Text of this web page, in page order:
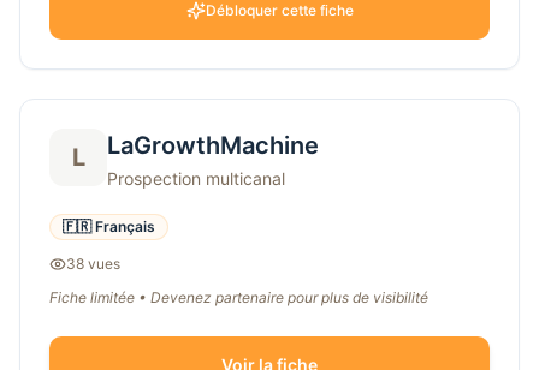
Débloquer cette fiche
L LaGrowthMachine
Prospection multicanal
🇫🇷 Français
38 vues
Fiche limitée • Devenez partenaire pour plus de visibilité
Voir la fiche